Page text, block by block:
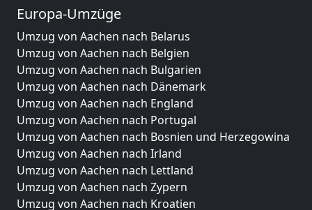
Europa-Umzüge
Umzug von Aachen nach Belarus
Umzug von Aachen nach Belgien
Umzug von Aachen nach Bulgarien
Umzug von Aachen nach Dänemark
Umzug von Aachen nach England
Umzug von Aachen nach Portugal
Umzug von Aachen nach Bosnien und Herzegowina
Umzug von Aachen nach Irland
Umzug von Aachen nach Lettland
Umzug von Aachen nach Zypern
Umzug von Aachen nach Kroatien